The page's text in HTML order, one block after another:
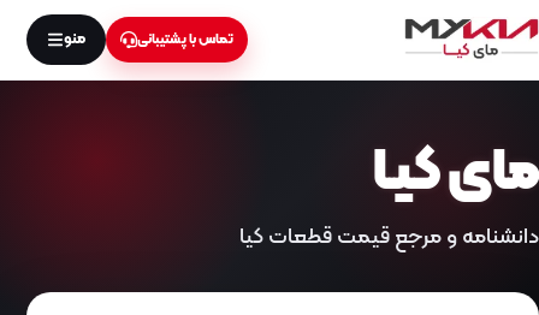
تماس با پشتیبانی منو
مای کیـا
دانشنامه و مرجع قیمت قطعات کیا